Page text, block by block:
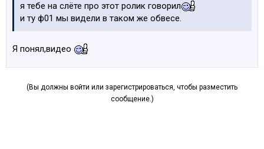
я тебе на слёте про этот ролик говорил
и ту ф01 мы видели в таком же обвесе.
Я понял,видео
(Вы должны войти или зарегистрироваться, чтобы разместить
сообщение.)